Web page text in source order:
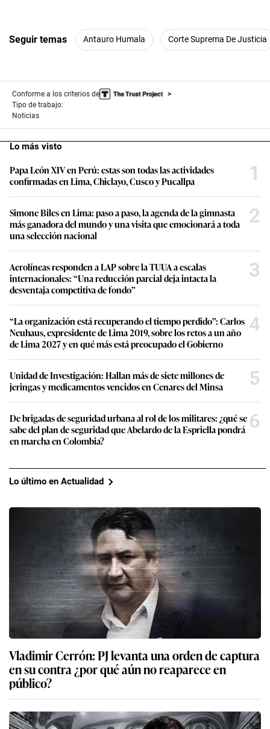
Seguir temas Antauro Humala Corte Suprema De Justicia
Conforme a los criterios de
Tipo de trabajo:
Noticias
Lo más visto
Papa León XIV en Perú: estas son todas las actividades
confirmadas en Lima, Chiclayo, Cusco y Pucallpa
1
Simone Biles en Lima: paso a paso, la agenda de la gimnasta
más ganadora del mundo y una visita que emocionará a toda
una selección nacional
2
Aerolíneas responden a LAP sobre la TUUA a escalas
internacionales: “Una reducción parcial deja intacta la
desventaja competitiva de fondo”
3
“La organización está recuperando el tiempo perdido”: Carlos
Neuhaus, expresidente de Lima 2019, sobre los retos a un año
de Lima 2027 y en qué más está preocupado el Gobierno
4
Unidad de Investigación: Hallan más de siete millones de
jeringas y medicamentos vencidos en Cenares del Minsa
5
De brigadas de seguridad urbana al rol de los militares: ¿qué se
sabe del plan de seguridad que Abelardo de la Espriella pondrá
en marcha en Colombia?
6
Lo último en Actualidad
Vladimir Cerrón: PJ levanta una orden de captura
en su contra ¿por qué aún no reaparece en
público?